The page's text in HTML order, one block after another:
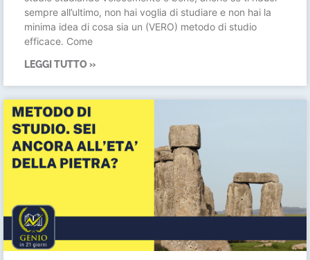
sempre all’ultimo, non hai voglia di studiare e non hai la
minima idea di cosa sia un (VERO) metodo di studio
efficace. Come
LEGGI TUTTO »